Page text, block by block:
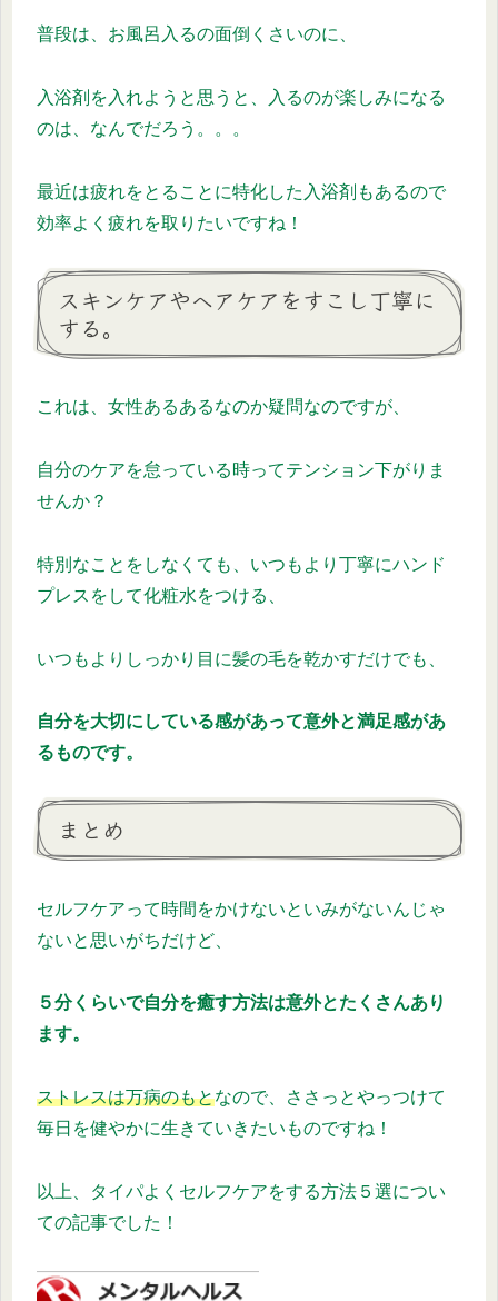
普段は、お風呂入るの面倒くさいのに、
入浴剤を入れようと思うと、入るのが楽しみになる
のは、なんでだろう。。。
最近は疲れをとることに特化した入浴剤もあるので
効率よく疲れを取りたいですね！
スキンケアやヘアケアをすこし丁寧に
する。
これは、女性あるあるなのか疑問なのですが、
自分のケアを怠っている時ってテンション下がりま
せんか？
特別なことをしなくても、いつもより丁寧にハンド
プレスをして化粧水をつける、
いつもよりしっかり目に髪の毛を乾かすだけでも、
自分を大切にしている感があって意外と満足感があ
るものです。
まとめ
セルフケアって時間をかけないといみがないんじゃ
ないと思いがちだけど、
５分くらいで自分を癒す方法は意外とたくさんあり
ます。
ストレスは万病のもとなので、ささっとやっつけて
毎日を健やかに生きていきたいものですね！
以上、タイパよくセルフケアをする方法５選につい
ての記事でした！